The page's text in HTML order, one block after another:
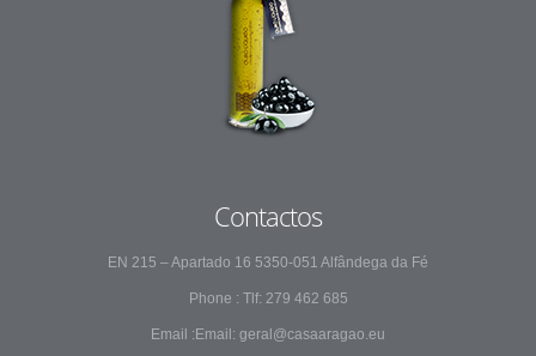
Contactos
EN 215 – Apartado 16 5350-051 Alfândega da Fé
Phone : Tlf: 279 462 685
Email :Email: geral@casaaragao.eu